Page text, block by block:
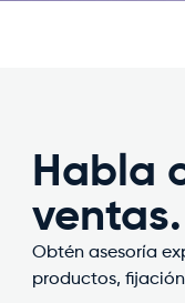
Habla
ventas.
Obtén asesoría
productos,